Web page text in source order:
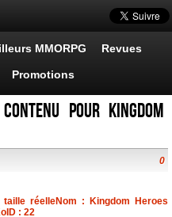
MMORPG Revues
Promotions
pour Kingdom
0